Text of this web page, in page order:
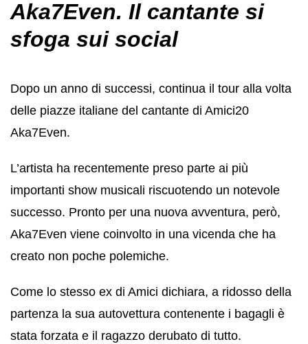
Aka7Even. Il cantante si
sfoga sui social
Dopo un anno di successi, continua il tour alla volta
delle piazze italiane del cantante di Amici20
Aka7Even.
L’artista ha recentemente preso parte ai più
importanti show musicali riscuotendo un notevole
successo. Pronto per una nuova avventura, però,
Aka7Even viene coinvolto in una vicenda che ha
creato non poche polemiche.
Come lo stesso ex di Amici dichiara, a ridosso della
partenza la sua autovettura contenente i bagagli è
stata forzata e il ragazzo derubato di tutto.